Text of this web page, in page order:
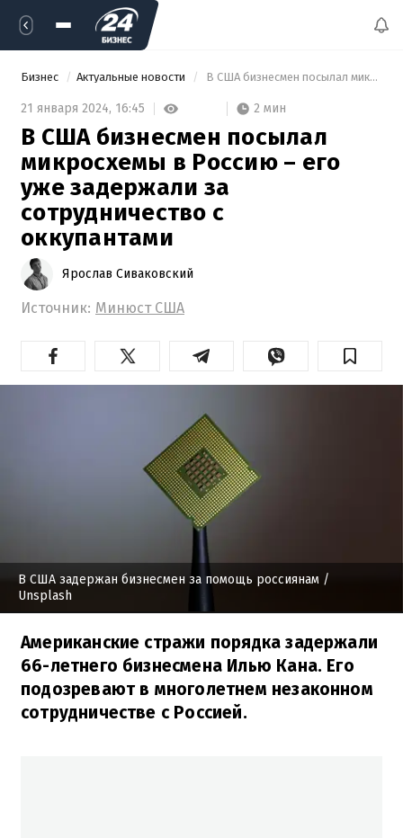
Бизнес Актуальные новости В США бизнесмен посылал микросхемы в Россию – его уже задержали за сотрудничество с оккупантами
21 января 2024, 16:45 2 мин
В США бизнесмен посылал
микросхемы в Россию – его
уже задержали за
сотрудничество с
оккупантами
Ярослав Сиваковский
Источник: Минюст США
В США задержан бизнесмен за помощь россиянам /
Unsplash
Американские стражи порядка задержали
66-летнего бизнесмена Илью Кана. Его
подозревают в многолетнем незаконном
сотрудничестве с Россией.